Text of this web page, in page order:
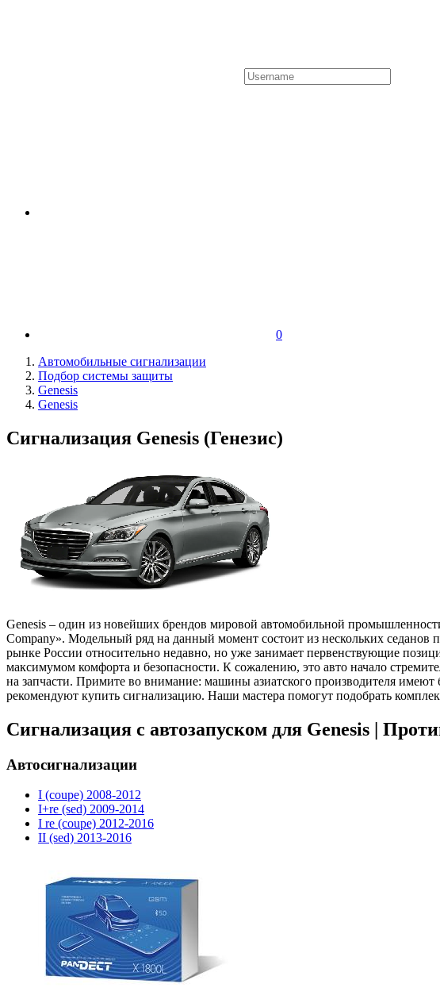
0
Автомобильные сигнализации
Подбор системы защиты
Genesis
Genesis
Сигнализация Genesis (Генезис)
Genesis – один из новейших брендов мировой автомобильной
Company». Модельный ряд на данный момент состоит из нескольких
рынке России относительно недавно, но уже занимает первенствующие
максимумом комфорта и безопасности. К сожалению, это авто начало
на запчасти. Примите во внимание: машины азиатского производителя
рекомендуют купить сигнализацию. Наши мастера помогут подобрать
Сигнализация с автозапуском для Genesis |
Автосигнализации
I (coupe) 2008-2012
I+re (sed) 2009-2014
I re (coupe) 2012-2016
II (sed) 2013-2016